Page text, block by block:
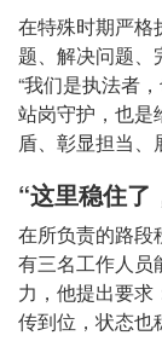
在特殊时期严格
题、解决问题、
“我们是执法者
站岗守护，也是
盾、彰显担当、
“这里稳住了
在所负责的路段
有三名工作人员
力，他提出要求
传到位，状态也